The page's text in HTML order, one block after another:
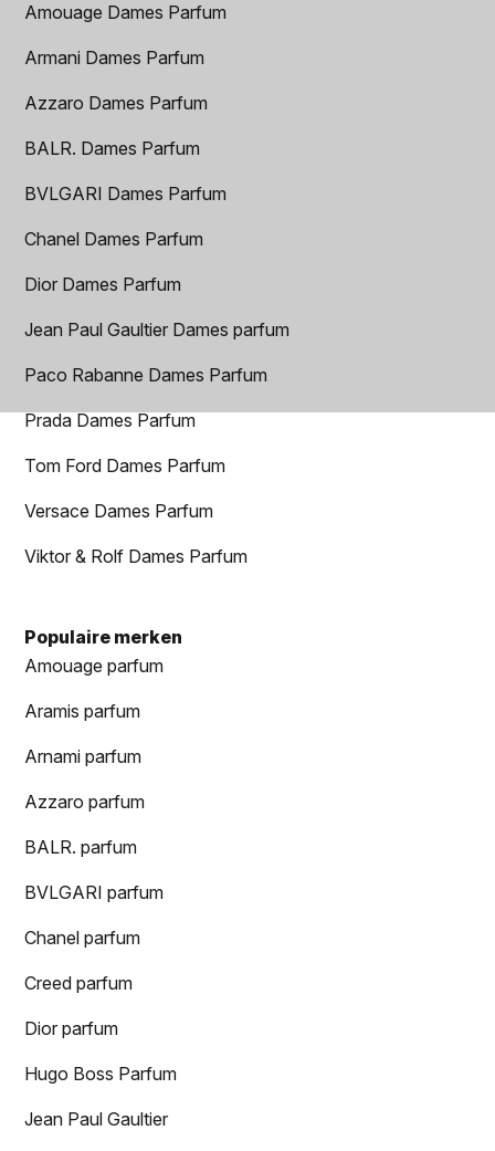
Amouage Dames Parfum
Armani Dames Parfum
Azzaro Dames Parfum
BALR. Dames Parfum
BVLGARI Dames Parfum
Chanel Dames Parfum
Dior Dames Parfum
Jean Paul Gaultier Dames parfum
Paco Rabanne Dames Parfum
Prada Dames Parfum
Tom Ford Dames Parfum
Versace Dames Parfum
Viktor & Rolf Dames Parfum
Populaire merken
Amouage parfum
Aramis parfum
Arnami parfum
Azzaro parfum
BALR. parfum
BVLGARI parfum
Chanel parfum
Creed parfum
Dior parfum
Hugo Boss Parfum
Jean Paul Gaultier